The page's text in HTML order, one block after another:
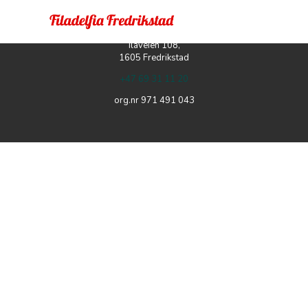
Ilaveien 108,
1605 Fredrikstad
+47 69 31 11 20
org.nr 971 491 043